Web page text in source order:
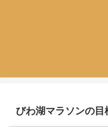
びわ湖マラソンの目